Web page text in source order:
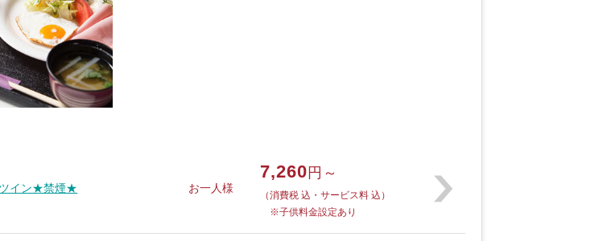
ツイン★禁煙★ お一人様
7,260 円～
（消費税 込・サービス料 込）
※子供料金設定あり